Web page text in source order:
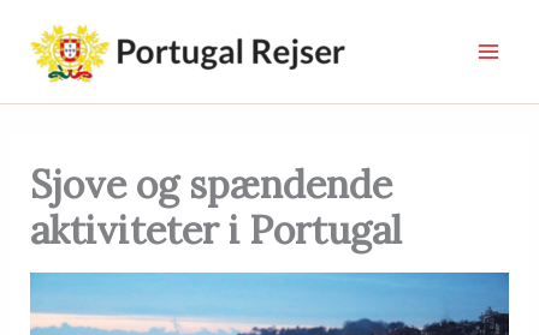
indholdet
Sjove og spændende
aktiviteter i Portugal